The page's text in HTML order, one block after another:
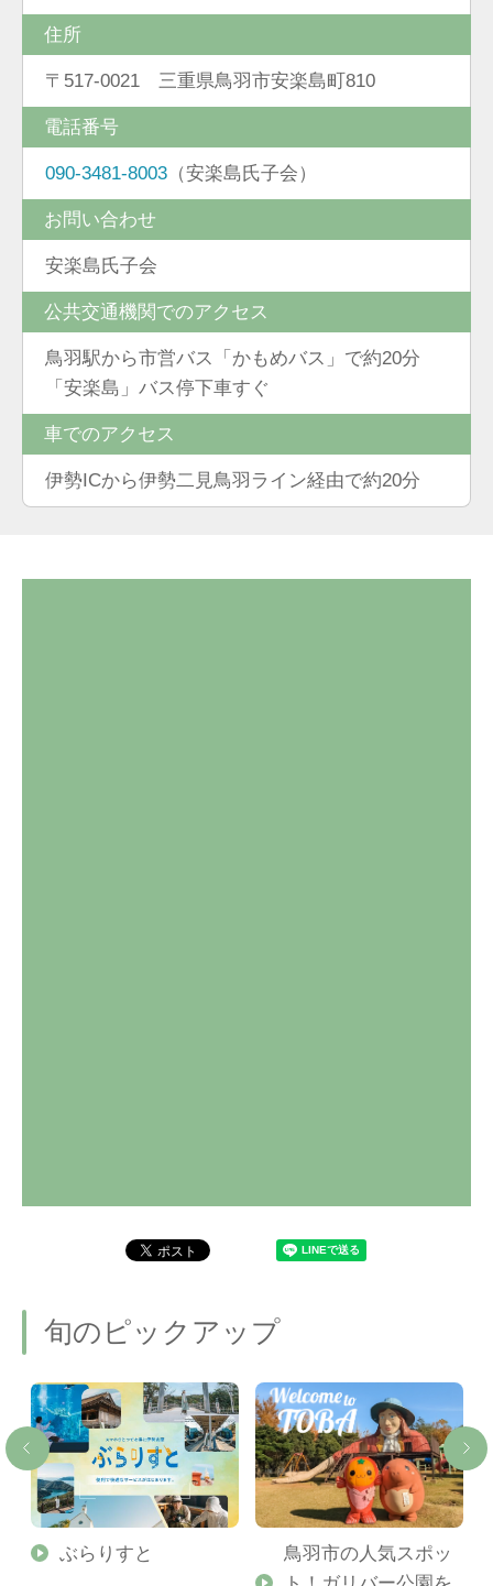
住所
〒517-0021 三重県鳥羽市安楽島町810
電話番号
090-3481-8003 （安楽島氏子会）
お問い合わせ
安楽島氏子会
公共交通機関でのアクセス
鳥羽駅から市営バス「かもめバス」で約20分
「安楽島」バス停下車すぐ
車でのアクセス
伊勢ICから伊勢二見鳥羽ライン経由で約20分
旬のピックアップ
ぶらりすと
鳥羽市の人気スポッ